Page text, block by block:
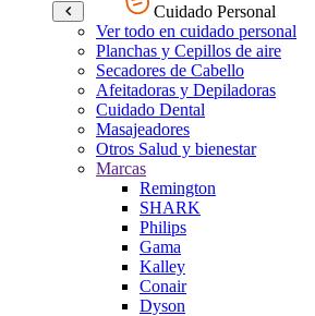
Cuidado Personal
Ver todo en cuidado personal
Planchas y Cepillos de aire
Secadores de Cabello
Afeitadoras y Depiladoras
Cuidado Dental
Masajeadores
Otros Salud y bienestar
Marcas
Remington
SHARK
Philips
Gama
Kalley
Conair
Dyson